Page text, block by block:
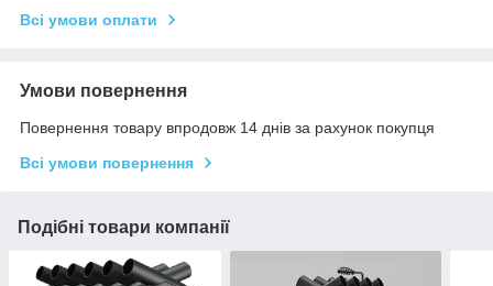
Всі умови оплати
Умови повернення
Повернення товару впродовж 14 днів за рахунок покупця
Всі умови повернення
Подібні товари компанії